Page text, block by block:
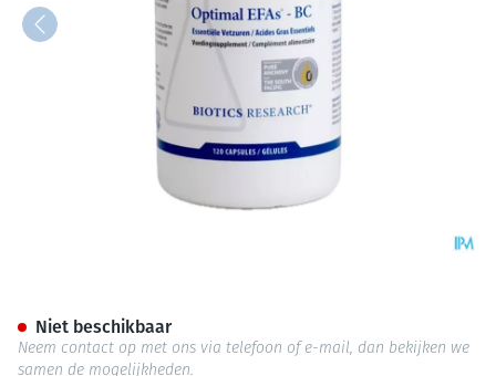
Niet beschikbaar
Neem contact op met ons via telefoon of e-mail, dan bekijken we
samen de mogelijkheden.